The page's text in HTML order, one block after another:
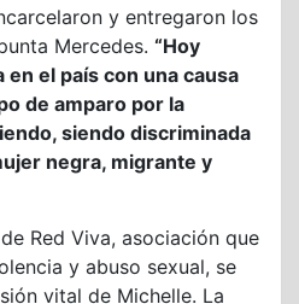
y entregaron los
Mercedes. “Hoy
el país con una causa
de amparo por la
siendo discriminada
negra, migrante y
Red Viva, asociación que
y abuso sexual, se
vital de Michelle. La